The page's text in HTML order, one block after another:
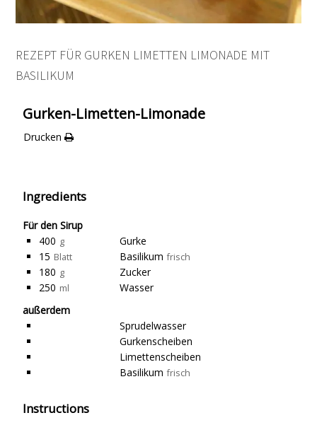
REZEPT FÜR GURKEN LIMETTEN LIMONADE MIT
BASILIKUM
Gurken-Limetten-Limonade
Drucken
Ingredients
Für den Sirup
400 g
Gurke
15 Blatt Basilikum frisch
180 g
Zucker
250 ml
Wasser
außerdem
Sprudelwasser
Gurkenscheiben
Limettenscheiben
Basilikum frisch
Instructions